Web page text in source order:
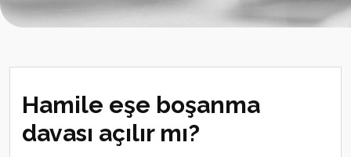
Hamile eşe boşanma
davası açılır mı?